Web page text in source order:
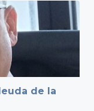
de la